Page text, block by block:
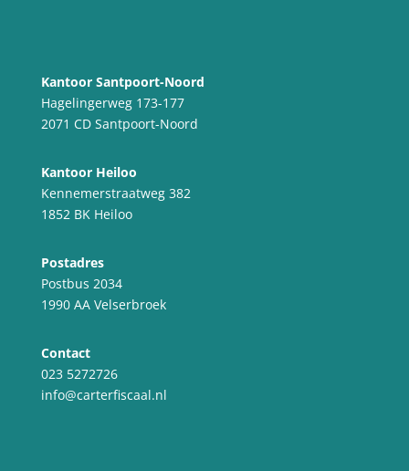
Kantoor Santpoort-Noord
Hagelingerweg 173-177
2071 CD Santpoort-Noord
Kantoor Heiloo
Kennemerstraatweg 382
1852 BK Heiloo
Postadres
Postbus 2034
1990 AA Velserbroek
Contact
023 5272726
info@carterfiscaal.nl